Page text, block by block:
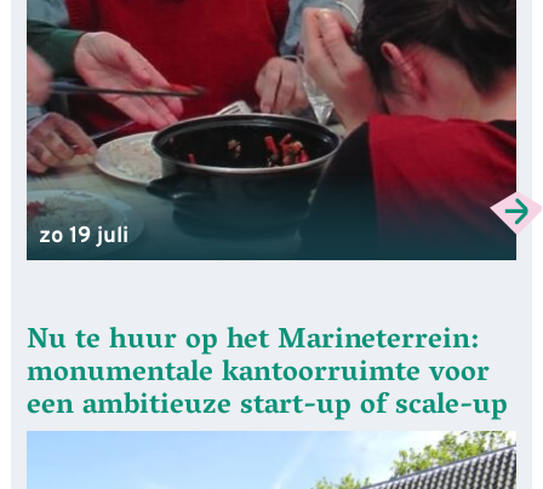
zo 19 juli
Nu te huur op het Marineterrein:
monumentale kantoorruimte voor
een ambitieuze start-up of scale-up